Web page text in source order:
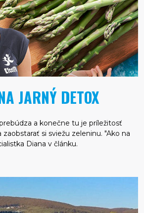
JARNÝ DETOX
a konečne tu je príležitosť
si sviežu zeleninu. "Ako na
Diana v článku.